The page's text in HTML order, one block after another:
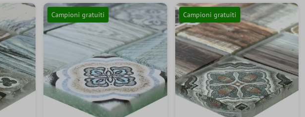
Campioni gratuiti Campioni gratuiti